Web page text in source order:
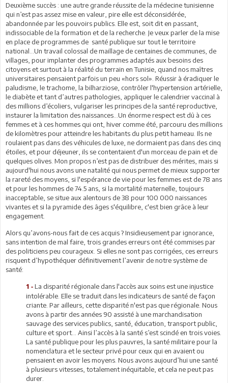
Deuxième succès : une autre grande réussite de la médecine tunisienne
qui n’est pas assez mise en valeur, pire elle est déconsidérée,
abandonnée par les pouvoirs publics. Elle est, soit dit en passant,
indissociable de la formation et de la recherche. Je veux parler de la mise
en place de programmes de santé publique sur tout le territoire
national...Un travail colossal de maillage de centaines de communes, de
villages, pour implanter des programmes adaptés aux besoins des
citoyens et surtout à la réalité du terrain en Tunisie, quand nos maîtres
universitaires pensaient parfois un peu «hors sol». Réussir à éradiquer le
paludisme, le trachome, la bilharziose, contrôler l'hypertension artérielle,
le diabète et tant d’autres pathologies, appliquer le calendrier vaccinal à
des millions d’écoliers, vulgariser les principes de la santé reproductive,
instaurer la limitation des naissances…Un énorme respect est dû à ces
femmes et à ces hommes qui ont, hiver comme été, parcouru des millions
de kilomètres pour atteindre les habitants du plus petit hameau. Ils ne
roulaient pas dans des véhicules de luxe, ne dormaient pas dans des cinq
étoiles, et pour déjeuner, ils se contentaient d'un morceau de pain et de
quelques olives. Mon propos n’est pas de distribuer des mérites, mais si
aujourd'hui nous avons une natalité qui nous permet de mieux supporter
la rareté des moyens, si l'espérance de vie pour les femmes est de 78 ans
et pour les hommes de 74.5 ans, si la mortalité maternelle, toujours
inacceptable, se situe aux alentours de 38 pour 100 000 naissances
vivantes et si la pyramide des âges s'équilibre, c'est bien grâce à leur
engagement.
Alors qu’avons-nous fait de ces acquis ? Insidieusement par ignorance,
sans intention de mal faire, trois grandes erreurs ont été commises par
des politiciens peu courageux. Si elles ne sont pas corrigées, ces erreurs
risquent d’hypothéquer définitivement l’avenir de notre système de
santé:
1 - La disparité régionale dans l'accès aux soins est une injustice
intolérable. Elle se traduit dans les indicateurs de santé de façon
criante. Par ailleurs, cette disparité n'est pas que régionale. Nous
avons à partir des années 90 assisté à une marchandisation
sauvage des services publics, santé, éducation, transport public,
culture et sport… Ainsi l’accès à la santé s’est scindé en trois voies.
La santé publique pour les plus pauvres, la santé militaire pour la
nomenclatura et le secteur privé pour ceux qui en avaient ou
pensaient en avoir les moyens. Nous avons aujourd’hui une santé
à plusieurs vitesses, totalement inéquitable, et cela ne peut pas
durer.